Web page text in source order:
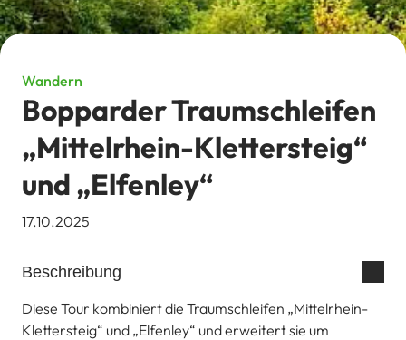
Wandern
Bopparder Traumschleifen
„Mittelrhein-Klettersteig“
und „Elfenley“
17.10.2025
Beschreibung
Diese Tour kombiniert die Traumschleifen „Mittelrhein-
Klettersteig“ und „Elfenley“ und erweitert sie um